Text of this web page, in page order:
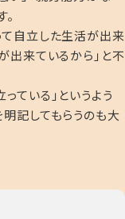
て自立した生活が出来
出来ているから」と不
ている」というよう
記してもらうのも大